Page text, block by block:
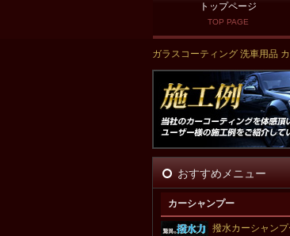
トップページ
TOP PAGE
ガラスコーティング 洗車用品
おすすめメニュー
カーシャンプー
撥水カーシャンプ